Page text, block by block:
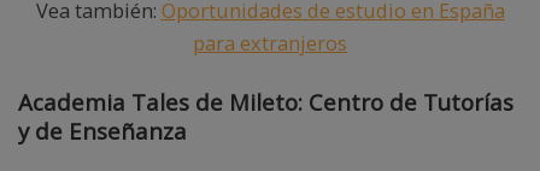
Vea también: Oportunidades de estudio en España
para extranjeros
Academia Tales de Mileto: Centro de Tutorías
y de Enseñanza